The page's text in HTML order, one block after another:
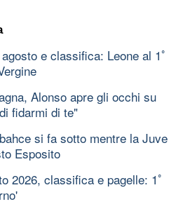
e classifica: Leone al 1ﾟ
Alonso apre gli occhi su
fidarmi di te"
si fa sotto mentre la Juve
Esposito
2026, classifica e pagelle: 1ﾟ